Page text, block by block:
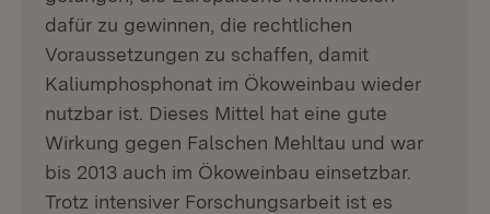
dafür zu gewinnen, die rechtlichen
Voraussetzungen zu schaffen, damit
Kaliumphosphonat im Ökoweinbau wieder
nutzbar ist. Dieses Mittel hat eine gute
Wirkung gegen Falschen Mehltau und war
bis 2013 auch im Ökoweinbau einsetzbar.
Trotz intensiver Forschungsarbeit ist es